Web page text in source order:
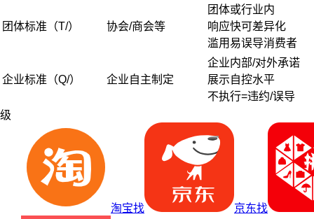
团体标准（T/） 协会/商会等
团体或行业内
响应快可差异化
滥用易误导消费者
企业标准（Q/） 企业自主制定
企业内部/对外承诺
展示自控水平
不执行=违约/误导
级
淘宝找 京东找